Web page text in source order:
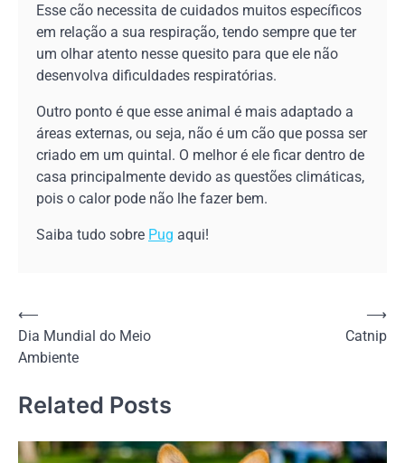
Esse cão necessita de cuidados muitos específicos
em relação a sua respiração, tendo sempre que ter
um olhar atento nesse quesito para que ele não
desenvolva dificuldades respiratórias.
Outro ponto é que esse animal é mais adaptado a
áreas externas, ou seja, não é um cão que possa ser
criado em um quintal. O melhor é ele ficar dentro de
casa principalmente devido as questões climáticas,
pois o calor pode não lhe fazer bem.
Saiba tudo sobre Pug aqui!
Navegação
de
⟵
Dia Mundial do Meio
Ambiente
Catnip
⟶
Related Posts